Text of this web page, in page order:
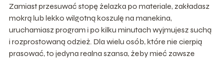
Zamiast przesuwać stopę żelazka po materiale, zakładasz
mokrą lub lekko wilgotną koszulę na manekina,
uruchamiasz program i po kilku minutach wyjmujesz suchą
i rozprostowaną odzież. Dla wielu osób, które nie cierpią
prasować, to jedyna realna szansa, żeby mieć zawsze